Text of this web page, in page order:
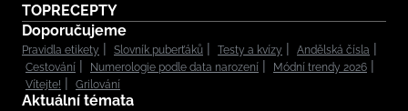
TOPRECEPTY
Doporučujeme
Pravidla etikety Slovník puberťáků Testy a kvízy
Andělská čísla
Cestování
Numerologie podle data narození
Módní trendy 2026
Vítejte!
Grilování
Aktuální témata